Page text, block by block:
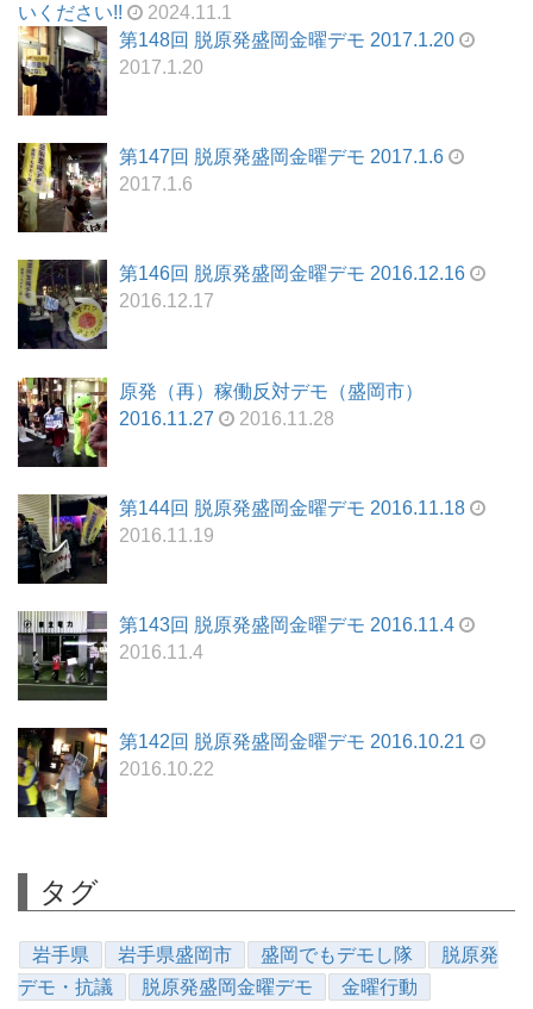
いください!!
2024.11.1
第148回 脱原発盛岡金曜デモ 2017.1.20
2017.1.20
第147回 脱原発盛岡金曜デモ 2017.1.6
2017.1.6
第146回 脱原発盛岡金曜デモ 2016.12.16
2016.12.17
原発（再）稼働反対デモ（盛岡市）
2016.11.27
2016.11.28
第144回 脱原発盛岡金曜デモ 2016.11.18
2016.11.19
第143回 脱原発盛岡金曜デモ 2016.11.4
2016.11.4
第142回 脱原発盛岡金曜デモ 2016.10.21
2016.10.22
タグ
岩手県 岩手県盛岡市 盛岡でもデモし隊
脱原発
デモ・抗議
脱原発盛岡金曜デモ 金曜行動